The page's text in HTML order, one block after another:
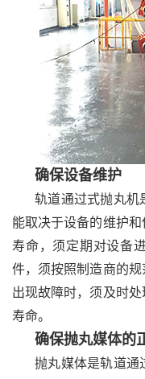
确保设备维护
轨道通过式抛丸机
能取决于设备的维护
寿命，须定期对设备
件，须按照制造商的
出现故障时，须及时
寿命。
确保抛丸媒体的
抛丸媒体是轨道通